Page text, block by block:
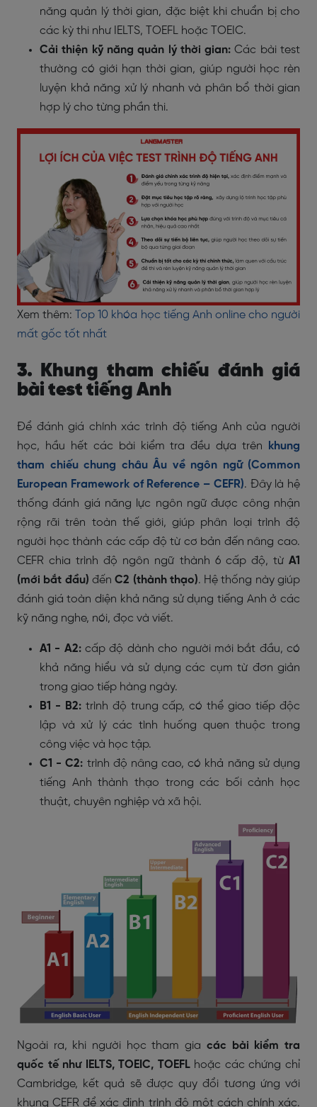
năng quản lý thời gian, đặc biệt khi chuẩn bị cho
các kỳ thi như IELTS, TOEFL hoặc TOEIC.
Cải thiện kỹ năng quản lý thời gian:Các bài test
thường có giới hạn thời gian, giúp người học rèn
luyện khả năng xử lý nhanh và phân bổ thời gian
hợp lý cho từng phần thi.
Xem thêm:
Top 10 khóa học tiếng Anh online cho người
mất gốc tốt nhất
3. Khung tham chiếu đánh giá
bài test tiếng Anh
Để đánh giá chính xác trình độ tiếng Anh của người
học, hầu hết các bài kiểm tra đều dựa trên
khung
tham chiếu chung châu Âu về ngôn ngữ (Common
European Framework of Reference – CEFR). Đây là hệ
thống đánh giá năng lực ngôn ngữ được công nhận
rộng rãi trên toàn thế giới, giúp phân loại trình độ
người học thành các cấp độ từ cơ bản đến nâng cao.
CEFR chia trình độ ngôn ngữ thành 6 cấp độ, từ A1
(mới bắt đầu) đếnC2 (thành thạo). Hệ thống này giúp
đánh giá toàn diện khả năng sử dụng tiếng Anh ở các
kỹ năng nghe, nói, đọc và viết.
A1 - A2:cấp độ dành cho người mới bắt đầu, có
khả năng hiểu và sử dụng các cụm từ đơn giản
trong giao tiếp hàng ngày.
B1 - B2:trình độ trung cấp, có thể giao tiếp độc
lập và xử lý các tình huống quen thuộc trong
công việc và học tập.
C1 - C2: trình độ nâng cao, có khả năng sử dụng
tiếng Anh thành thạo trong các bối cảnh học
thuật, chuyên nghiệp và xã hội.
Ngoài ra, khi người học tham gia các bài kiểm tra
quốc tế như IELTS, TOEIC, TOEFLhoặc các chứng chỉ
Cambridge, kết quả sẽ được quy đổi tương ứng với
khung CEFR để xác định trình độ một cách chính xác.